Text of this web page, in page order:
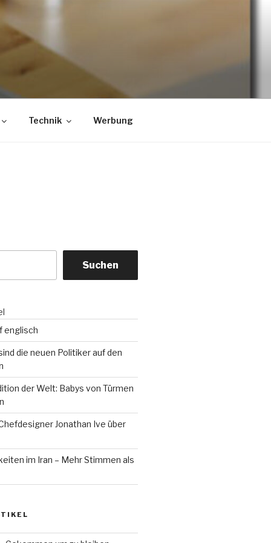
Technik Werbung
Suchen
englisch
die neuen Politiker auf den
der Welt: Babys von Türmen
Jonathan Ive über
im Iran – Mehr Stimmen als